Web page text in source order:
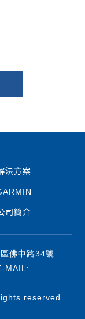
決方案
司簡介
佛中路34號
MAIL:
reserved.